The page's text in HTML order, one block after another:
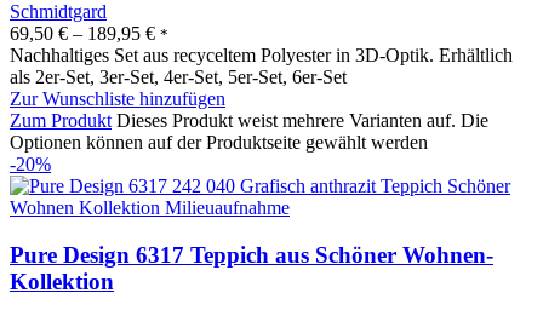
Schmidtgard
69,50 € – 189,95 € *
Nachhaltiges Set aus recyceltem Polyester in 3D-Optik. Erhältlich
als 2er-Set, 3er-Set, 4er-Set, 5er-Set, 6er-Set
Zur Wunschliste hinzufügen
Zum Produkt Dieses Produkt weist mehrere Varianten auf. Die
Optionen können auf der Produktseite gewählt werden
-20%
Pure Design 6317 Teppich aus Schöner Wohnen-
Kollektion